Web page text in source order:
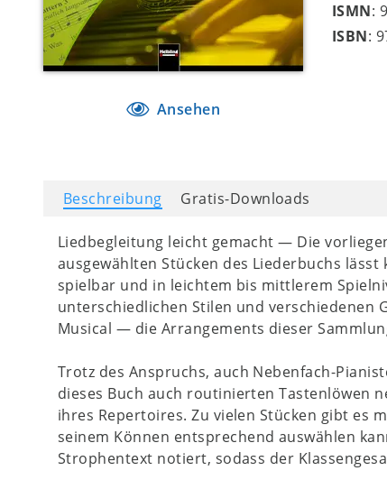
Ansehen
ISMN:
ISBN:
Beschreibung Gratis-Downloads
Liedbegleitung leicht gemacht — Die
ausgewählten Stücken des Liederbuchs
spielbar und in leichtem bis mittlerem
unterschiedlichen Stilen und verschiedenen
Musical — die Arrangements dieser
Trotz des Anspruchs, auch Nebenfach-
dieses Buch auch routinierten Tastenlöwen
ihres Repertoires. Zu vielen Stücken gibt es
seinem Können entsprechend auswählen
Strophentext notiert, sodass der